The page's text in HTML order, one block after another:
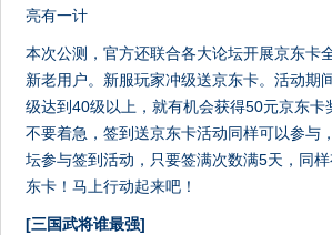
亮有一计
本次公测，官方还联合各大论坛开展京东卡
新老用户。新服玩家冲级送京东卡。活动期
级达到40级以上，就有机会获得50元京东卡
不要着急，签到送京东卡活动同样可以参与
坛参与签到活动，只要签满次数满5天，同
东卡！马上行动起来吧！
[三国武将谁最强]